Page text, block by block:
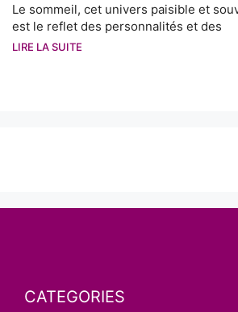
Le sommeil, cet univers paisible et
est le reflet des personnalités et des
LIRE LA SUITE
CATEGORIES